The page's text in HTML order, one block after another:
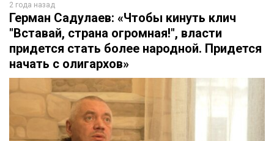
2 года назад
Герман Садулаев: «Чтобы кинуть клич
"Вставай, страна огромная!", власти
придется стать более народной. Придется
начать с олигархов»